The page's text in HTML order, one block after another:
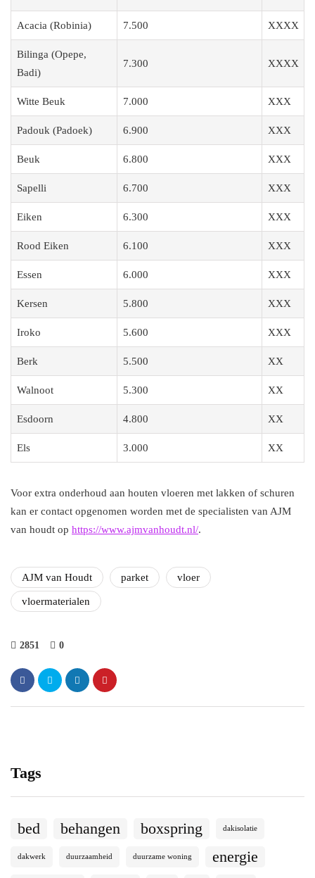
Acacia (Robinia) 7.500 XXXX
Bilinga (Opepe,
Badi)
7.300 XXXX
Witte Beuk 7.000 XXX
Padouk (Padoek) 6.900 XXX
Beuk 6.800 XXX
Sapelli 6.700 XXX
Eiken 6.300 XXX
Rood Eiken 6.100 XXX
Essen 6.000 XXX
Kersen 5.800 XXX
Iroko 5.600 XXX
Berk 5.500 XX
Walnoot 5.300 XX
Esdoorn 4.800 XX
Els 3.000 XX
Voor extra onderhoud aan houten vloeren met lakken of schuren
kan er contact opgenomen worden met de specialisten van AJM
van houdt op https://www.ajmvanhoudt.nl/.
AJM van Houdt parket vloer
vloermaterialen
2851 0
Tags
bed behangen boxspring dakisolatie
dakwerk duurzaamheid duurzame woning energie